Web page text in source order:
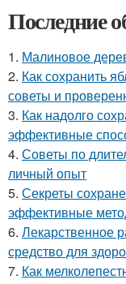
Последние
1. Малиновое
2. Как сохранить
советы и
3. Как надолго
эффективные
4. Советы по
личный опыт
5. Секреты
эффективные
6. Лекарственное
средство для
7. Как